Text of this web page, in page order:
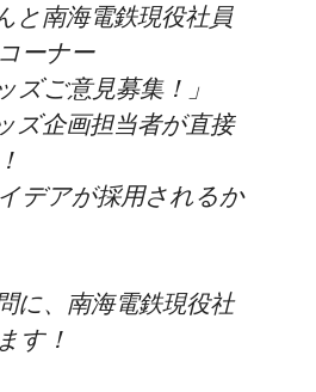
と南海電鉄現役社員
ーナー
ご意見募集！」
ズ企画担当者が直接
デアが採用されるか
に、南海電鉄現役社
す！